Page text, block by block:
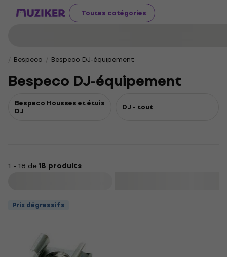
Toutes catégories
Bespeco Bespeco DJ-équipement
Bespeco DJ-équipement
Bespeco Housses et étuis
DJ DJ - tout
1 - 18 de18 produits
Prix dégressifs